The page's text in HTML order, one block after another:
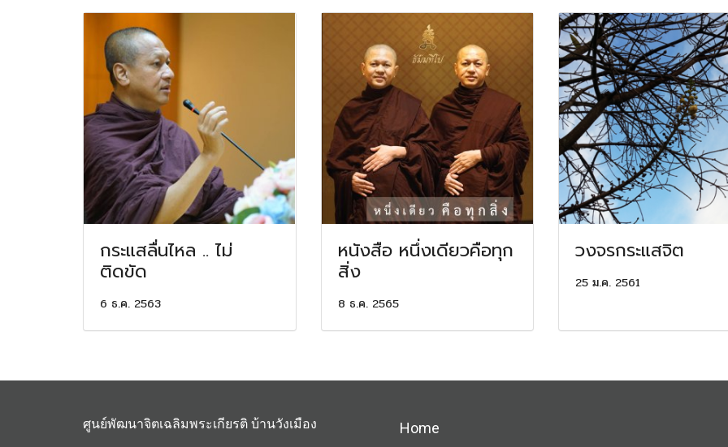
กระแสลื่นไหล .. ไม่
ติดขัด
6 ธ.ค. 2563
หนังสือ หนึ่งเดียวคือทุก
สิ่ง
8 ธ.ค. 2565
วงจรกระแสจิต
25 ม.ค. 2561
ศูนย์พัฒนาจิตเฉลิมพระเกียรติ บ้านวังเมือง Home